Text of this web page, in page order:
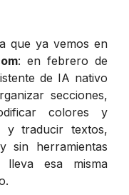
que ya vemos en
: en febrero de
de IA nativo
secciones,
colores y
y traducir textos,
sin herramientas
lleva esa misma